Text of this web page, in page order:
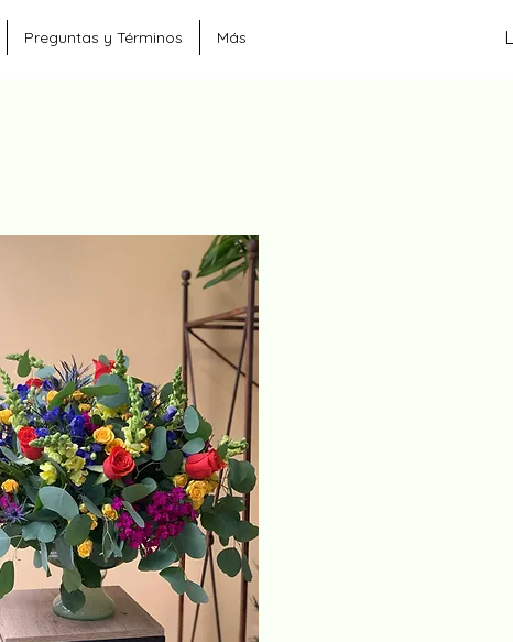
Preguntas y Términos Más